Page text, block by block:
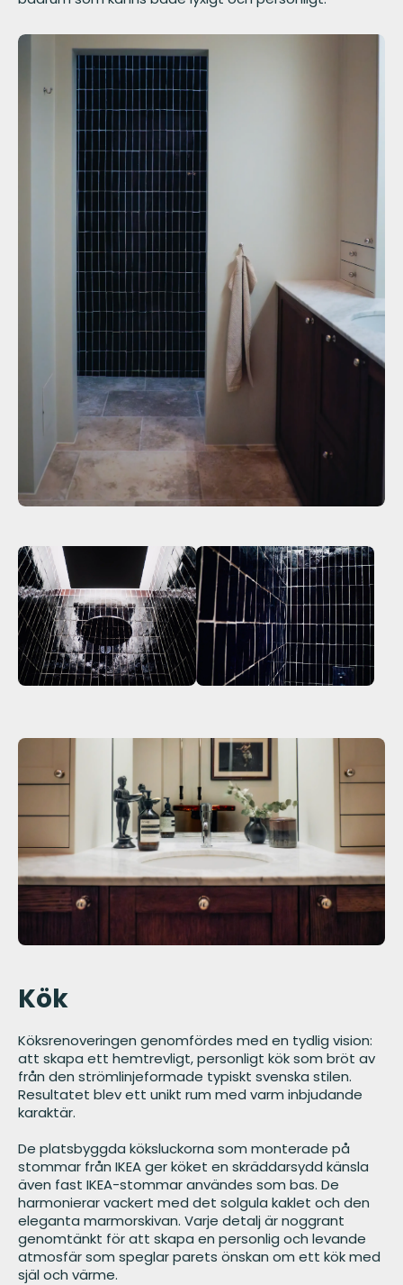
Kök
Köksrenoveringen genomfördes med en tydlig vision:
att skapa ett hemtrevligt, personligt kök som bröt av
från den strömlinjeformade typiskt svenska stilen.
Resultatet blev ett unikt rum med varm inbjudande
karaktär.
De platsbyggda köksluckorna som monterade på
stommar från IKEA ger köket en skräddarsydd känsla
även fast IKEA-stommar användes som bas. De
harmonierar vackert med det solgula kaklet och den
eleganta marmorskivan. Varje detalj är noggrant
genomtänkt för att skapa en personlig och levande
atmosfär som speglar parets önskan om ett kök med
själ och värme.